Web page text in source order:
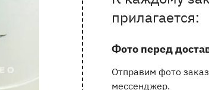
прилагается:
Фото перед
Отправим фото
мессенджер.